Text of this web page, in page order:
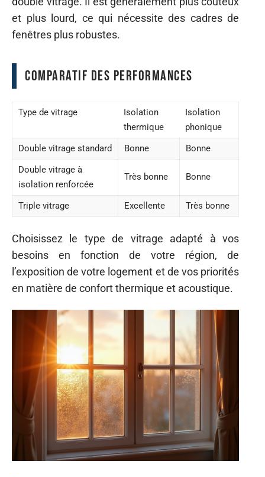
et plus lourd, ce qui nécessite des cadres de
fenêtres plus robustes.
Comparatif des performances
Type de vitrage
Isolation
thermique
Isolation
phonique
Double vitrage standard
Bonne
Bonne
Double vitrage à
isolation renforcée
Très bonne Bonne
Triple vitrage Excellente Très bonne
Choisissez le type de vitrage adapté à vos
besoins en fonction de votre région, de
l’exposition de votre logement et de vos priorités
en matière de confort thermique et acoustique.